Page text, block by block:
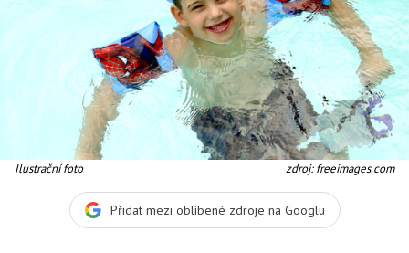
Ilustrační foto zdroj: freeimages.com
Přidat mezi oblíbené zdroje na Googlu